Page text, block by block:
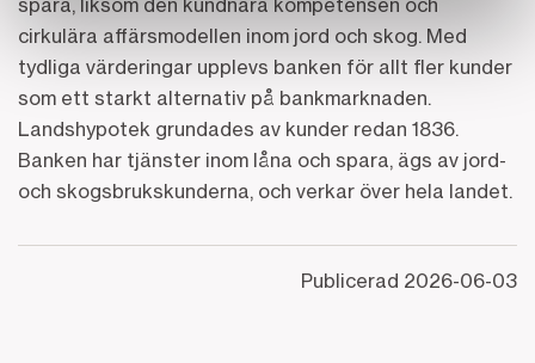
spara, liksom den kundnära kompetensen och
cirkulära affärsmodellen inom jord och skog. Med
tydliga värderingar upplevs banken för allt fler kunder
som ett starkt alternativ på bankmarknaden.
Landshypotek grundades av kunder redan 1836.
Banken har tjänster inom låna och spara, ägs av jord-
och skogsbrukskunderna, och verkar över hela landet.
Publicerad 2026-06-03